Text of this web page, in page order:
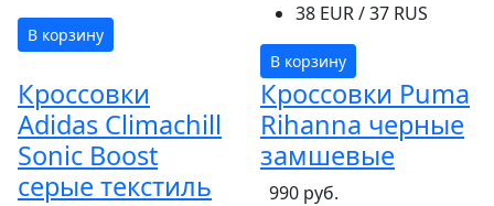
В корзину
38 EUR / 37 RUS
В корзину
Кроссовки
Adidas Climachill
Sonic Boost
серые текстиль
Кроссовки Puma
Rihanna черные
замшевые
990 руб.